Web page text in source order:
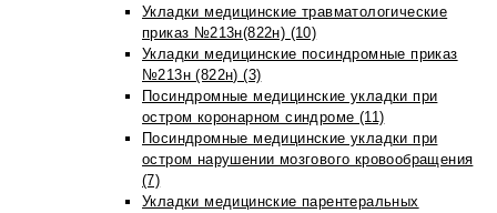
Укладки медицинские травматологические
приказ №213н(822н) (10)
Укладки медицинские посиндромные приказ
№213н (822н) (3)
Посиндромные медицинские укладки при
остром коронарном синдроме (11)
Посиндромные медицинские укладки при
остром нарушении мозгового кровообращения
(7)
Укладки медицинские парентеральных